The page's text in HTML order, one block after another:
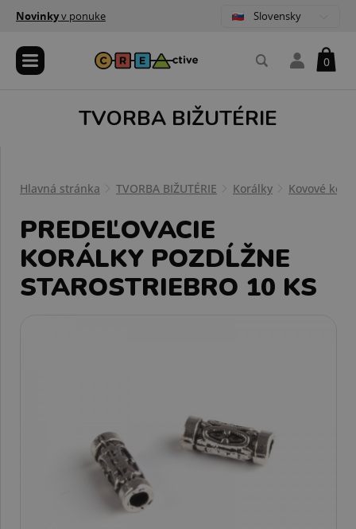
Novinkyv ponuke Slovensky
0
TVORBA BIŽUTÉRIE
Hlavná stránka TVORBA BIŽUTÉRIE Korálky Kovové
PREDEĽOVACIE
KORÁLKY POZDĹŽNE
STAROSTRIEBRO 10 KS